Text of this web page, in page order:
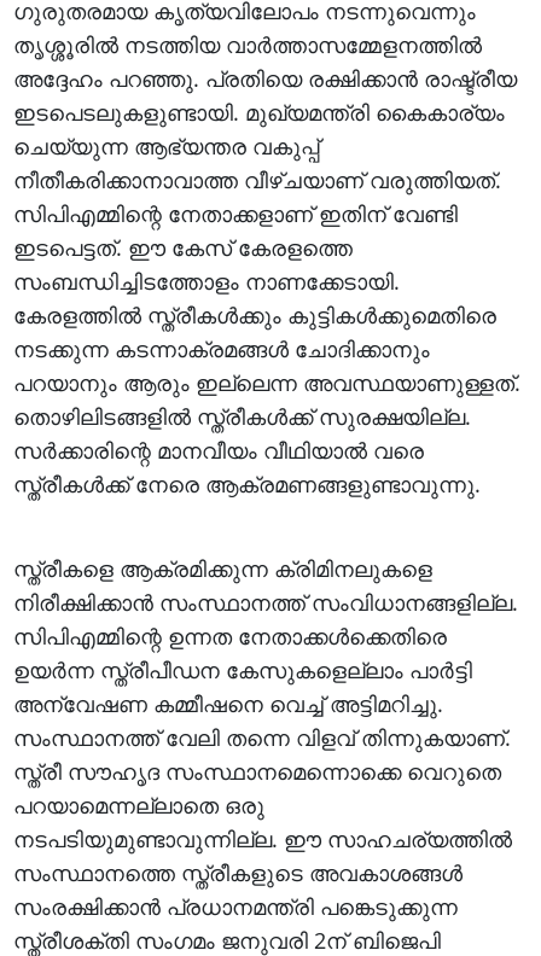
ഗുരുതരമായ കൃത്യവിലോപം നടന്നുവെന്നും
തൃശ്ശൂരിൽ നടത്തിയ വാർത്താസമ്മേളനത്തിൽ
അദ്ദേഹം പറഞ്ഞു. പ്രതിയെ രക്ഷിക്കാൻ രാഷ്ട്രീയ
ഇടപെടലുകളുണ്ടായി. മുഖ്യമന്ത്രി കൈകാര്യം
ചെയ്യുന്ന ആഭ്യന്തര വകുപ്പ്
നീതീകരിക്കാനാവാത്ത വീഴ്ചയാണ് വരുത്തിയത്.
സിപിഎമ്മിന്റെ നേതാക്കളാണ് ഇതിന് വേണ്ടി
ഇടപെട്ടത്. ഈ കേസ് കേരളത്തെ
സംബന്ധിച്ചിടത്തോളം നാണക്കേടായി.
കേരളത്തിൽ സ്ത്രീകൾക്കും കുട്ടികൾക്കുമെതിരെ
നടക്കുന്ന കടന്നാക്രമങ്ങൾ ചോദിക്കാനും
പറയാനും ആരും ഇല്ലെന്ന അവസ്ഥയാണുള്ളത്.
തൊഴിലിടങ്ങളിൽ സ്ത്രീകൾക്ക് സുരക്ഷയില്ല.
സർക്കാരിന്റെ മാനവീയം വീഥിയാൽ വരെ
സ്ത്രീകൾക്ക് നേരെ ആക്രമണങ്ങളുണ്ടാവുന്നു.
സ്ത്രീകളെ ആക്രമിക്കുന്ന ക്രിമിനലുകളെ
നിരീക്ഷിക്കാൻ സംസ്ഥാനത്ത് സംവിധാനങ്ങളില്ല.
സിപിഎമ്മിന്റെ ഉന്നത നേതാക്കൾക്കെതിരെ
ഉയർന്ന സ്ത്രീപീഡന കേസുകളെല്ലാം പാർട്ടി
അന്വേഷണ കമ്മീഷനെ വെച്ച് അട്ടിമറിച്ചു.
സംസ്ഥാനത്ത് വേലി തന്നെ വിളവ് തിന്നുകയാണ്.
സ്ത്രീ സൗഹൃദ സംസ്ഥാനമെന്നൊക്കെ വെറുതെ
പറയാമെന്നല്ലാതെ ഒരു
നടപടിയുമുണ്ടാവുന്നില്ല. ഈ സാഹചര്യത്തിൽ
സംസ്ഥാനത്തെ സ്ത്രീകളുടെ അവകാശങ്ങൾ
സംരക്ഷിക്കാൻ പ്രധാനമന്ത്രി പങ്കെടുക്കുന്ന
സ്ത്രീശക്തി സം​ഗമം ജനുവരി 2ന് ബിജെപി